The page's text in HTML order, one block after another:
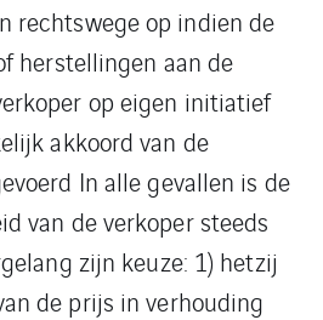
rechtswege op indien de
herstellingen aan de
op eigen initiatief
akkoord van de
In alle gevallen is de
van de verkoper steeds
zijn keuze: 1) hetzij
de prijs in verhouding